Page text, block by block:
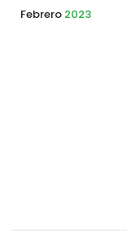
Febrero 2023